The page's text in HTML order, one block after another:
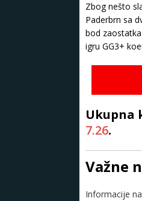
Zbog nešto
Paderbrn sa
bod
igru GG3+
Ukupna
7.26.
Važne
Informacije